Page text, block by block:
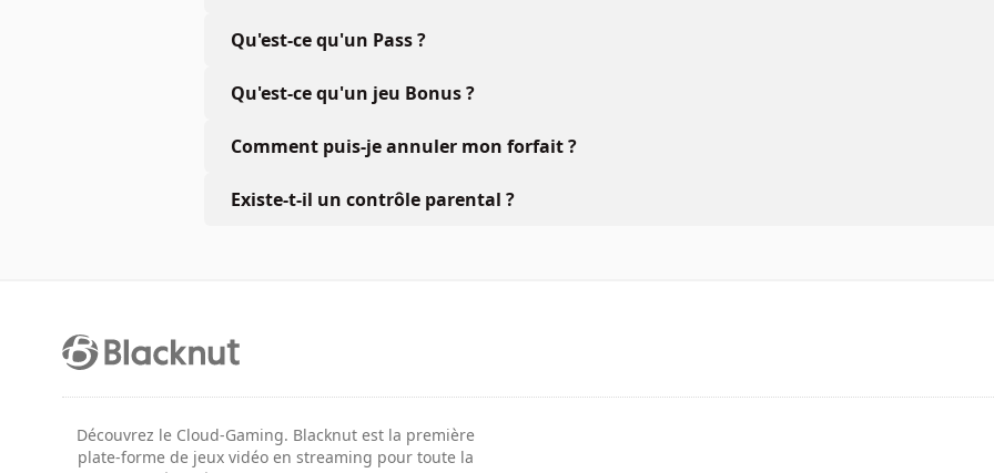
Qu'est-ce qu'un Pass ?
Qu'est-ce qu'un jeu Bonus ?
Comment puis-je annuler mon forfait ?
Existe-t-il un contrôle parental ?
Découvrez le Cloud-Gaming. Blacknut est la première
plate-forme de jeux vidéo en streaming pour toute la